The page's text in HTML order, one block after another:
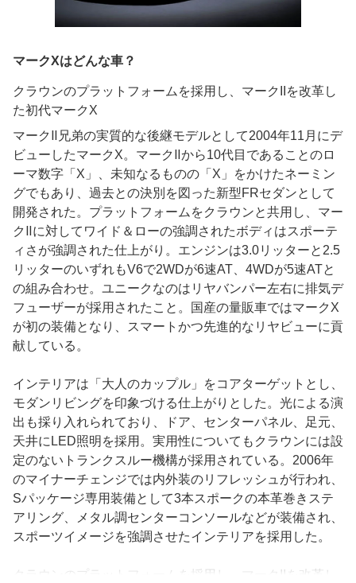
マークXはどんな車？
クラウンのプラットフォームを採用し、マークIIを改革し
た初代マークX
マークⅡ兄弟の実質的な後継モデルとして2004年11月にデ
ビューしたマークX。マークⅡから10代目であることのロ
ーマ数字「X」、未知なるものの「X」をかけたネーミン
グでもあり、過去との決別を図った新型FRセダンとして
開発された。プラットフォームをクラウンと共用し、マー
クⅡに対してワイド＆ローの強調されたボディはスポーテ
ィさが強調された仕上がり。エンジンは3.0リッターと2.5
リッターのいずれもV6で2WDが6速AT、4WDが5速ATと
の組み合わせ。ユニークなのはリヤバンパー左右に排気デ
フューザーが採用されたこと。国産の量販車ではマークX
が初の装備となり、スマートかつ先進的なリヤビューに貢
献している。
インテリアは「大人のカップル」をコアターゲットとし、
モダンリビングを印象づける仕上がりとした。光による演
出も採り入れられており、ドア、センターパネル、足元、
天井にLED照明を採用。実用性についてもクラウンには設
定のないトランクスルー機構が採用されている。2006年
のマイナーチェンジでは内外装のリフレッシュが行われ、
Sパッケージ専用装備として3本スポークの本革巻きステ
アリング、メタル調センターコンソールなどが装備され、
スポーツイメージを強調させたインテリアを採用した。
クラウンのプラットフォームを採用し、マークIIを改革し